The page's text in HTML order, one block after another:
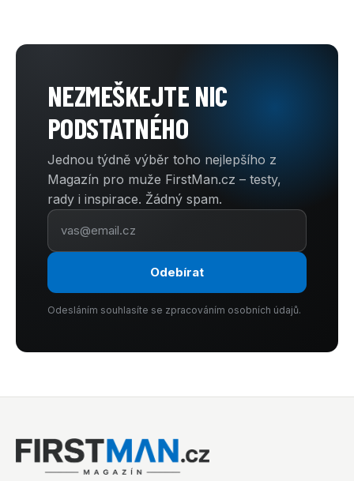
NEZMEŠKEJTE NIC
PODSTATNÉHO
Jednou týdně výběr toho nejlepšího z
Magazín pro muže FirstMan.cz – testy,
rady i inspirace. Žádný spam.
Odebírat
Odesláním souhlasíte se zpracováním osobních údajů.